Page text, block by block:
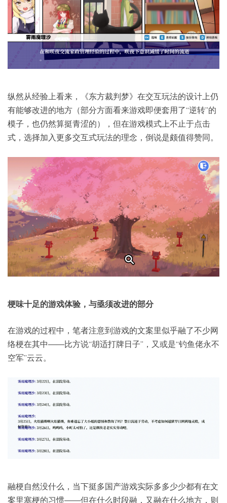
纵然从经验上看来，《东方裁判梦》在交互玩法的设计上仍
有能够改进的地方（部分方面看来游戏即便套用了“逆转”的
模子，也仍然算挺青涩的），但在游戏模式上不止于点击
式，选择加入更多交互式玩法的理念，倒说是颇值得赞同。
梗味十足的游戏体验，与亟须改进的部分
在游戏的过程中，笔者注意到游戏的文案里似乎融了不少网
络梗在其中——比方说“胡适打牌日子”，又或是“钓鱼佬永不
空军”云云。
融梗自然没什么，当下挺多国产游戏实际多多少少都有在文
案里塞梗的习惯——但在什么时段融，又融在什么地方，则